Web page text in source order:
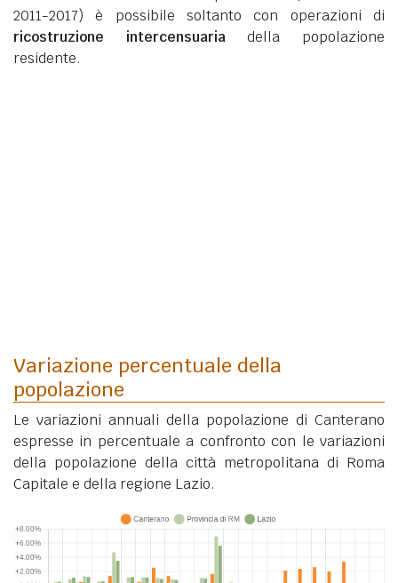
2011-2017) è possibile soltanto con operazioni di
ricostruzione intercensuariadella popolazione
residente.
Variazione percentuale della
popolazione
Le variazioni annuali della popolazione di Canterano
espresse in percentuale a confronto con le variazioni
della popolazione della città metropolitana di Roma
Capitale e della regione Lazio.